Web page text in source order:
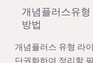
개념플러스유
방법
개념플러스 유형 라
단권화하여 정리할